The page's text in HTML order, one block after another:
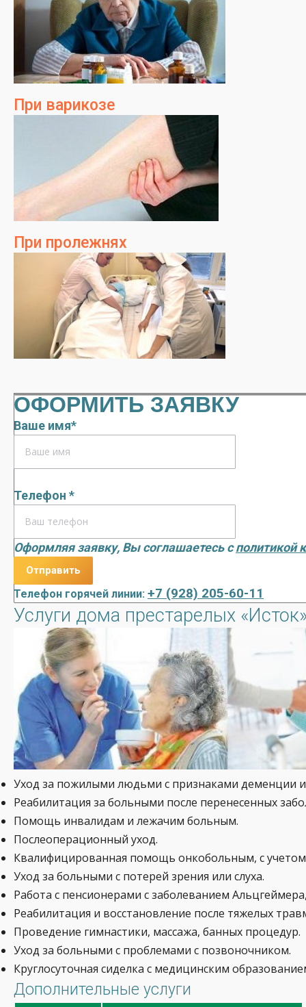
При варикозе
При пролежнях
ОФОРМИТЬ ЗАЯВКУ
Ваше имя*
Телефон *
Оформляя заявку, Вы соглашаетесь сполитикой
Телефон горячей линии: +7 (928) 205-60-11
Услуги дома престарелых
Уход за пожилыми людьми с признаками деменции и
Реабилитация за больными после перенесенных
Помощь инвалидам и лежачим больным.
Послеоперационный уход.
Квалифицированная помощь онкобольным, с учетом
Уход за больными с потерей зрения или слуха.
Работа с пенсионерами с заболеванием
Реабилитация и восстановление после тяжелых
Проведение гимнастики, массажа, банных процедур.
Уход за больными с проблемами с позвоночником.
Круглосуточная сиделка с медицинским
Дополнительные услуги